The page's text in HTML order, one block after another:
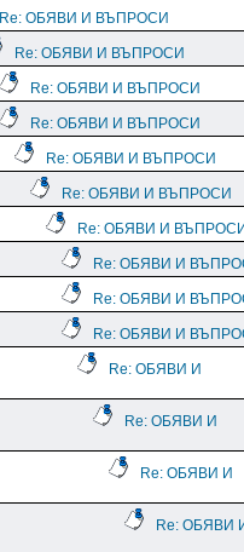
Re: ОБЯВИ И ВЪПРОСИ
Re: ОБЯВИ И ВЪПРОСИ
Re: ОБЯВИ И ВЪПРОСИ
Re: ОБЯВИ И ВЪПРОСИ
Re: ОБЯВИ И ВЪПРОСИ
Re: ОБЯВИ И ВЪПРОСИ
Re: ОБЯВИ И
Re: ОБЯВИ И
Re: ОБЯВИ И
Re: ОБЯВИ И
Re: ОБЯВИ И
Re: ОБЯВИ И
Re: ОБЯВИ И
Re: ОБЯВИ